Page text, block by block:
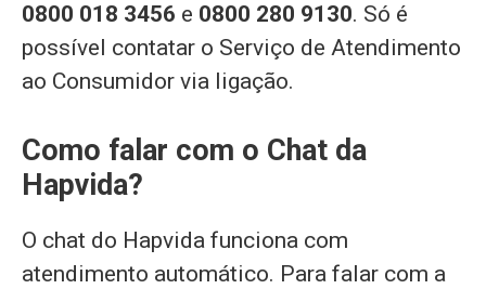
0800 018 3456 e 0800 280 9130. Só é
possível contatar o Serviço de Atendimento
ao Consumidor via ligação.
Como falar com o Chat da
Hapvida?
O chat do Hapvida funciona com
atendimento automático. Para falar com a